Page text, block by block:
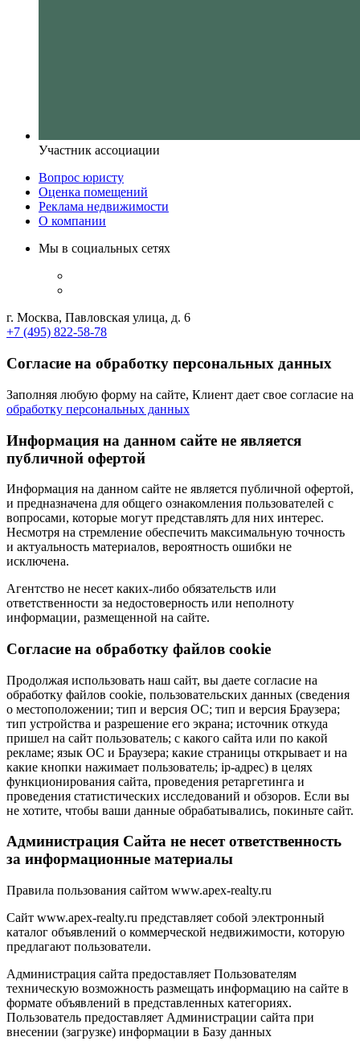
Участник ассоциации
Вопрос юристу
Оценка помещений
Реклама недвижимости
О компании
Мы в социальных сетях
г. Москва, Павловская улица, д. 6
+7 (495) 822-58-78
Согласие на обработку персональных данных
Заполняя любую форму на сайте, Клиент дает свое согласие на
обработку персональных данных
Информация на данном сайте не является
публичной офертой
Информация на данном сайте не является публичной офертой,
и предназначена для общего ознакомления пользователей с
вопросами, которые могут представлять для них интерес.
Несмотря на стремление обеспечить максимальную точность
и актуальность материалов, вероятность ошибки не
исключена.
Агентство не несет каких-либо обязательств или
ответственности за недостоверность или неполноту
информации, размещенной на сайте.
Cогласие на обработку файлов cookie
Продолжая использовать наш сайт, вы даете согласие на
обработку файлов cookie, пользовательских данных (сведения
о местоположении; тип и версия ОС; тип и версия Браузера;
тип устройства и разрешение его экрана; источник откуда
пришел на сайт пользователь; с какого сайта или по какой
рекламе; язык ОС и Браузера; какие страницы открывает и на
какие кнопки нажимает пользователь; ip-адрес) в целях
функционирования сайта, проведения ретаргетинга и
проведения статистических исследований и обзоров. Если вы
не хотите, чтобы ваши данные обрабатывались, покиньте сайт.
Администрация Сайта не несет ответственность
за информационные материалы
Правила пользования сайтом www.apex-realty.ru
Сайт www.apex-realty.ru представляет собой электронный
каталог объявлений о коммерческой недвижимости, которую
предлагают пользователи.
Администрация сайта предоставляет Пользователям
техническую возможность размещать информацию на сайте в
формате объявлений в представленных категориях.
Пользователь предоставляет Администрации сайта при
внесении (загрузке) информации в Базу данных